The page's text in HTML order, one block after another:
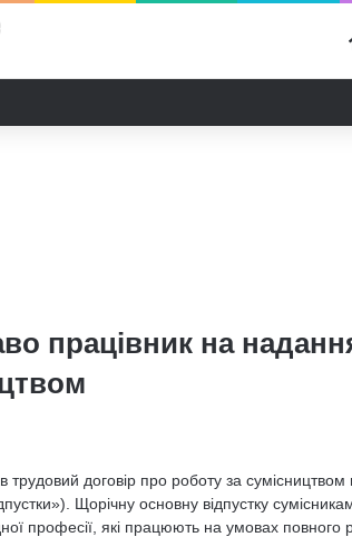
працівник на
трудовий договір про роботу за
Щорічну основну відпустку
професії, які працюють на умовах повного